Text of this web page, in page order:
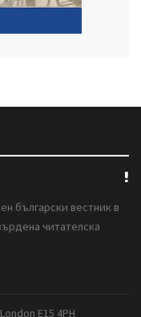
български вестник в
читателска
E15 4PH